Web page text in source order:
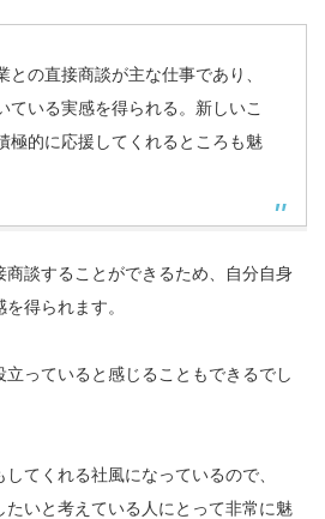
との直接商談が主な仕事であり、
ている実感を得られる。新しいこ
極的に応援してくれるところも魅
談することができるため、自分自身
得られます。
っていると感じることもできるでし
てくれる社風になっているので、
いと考えている人にとって非常に魅